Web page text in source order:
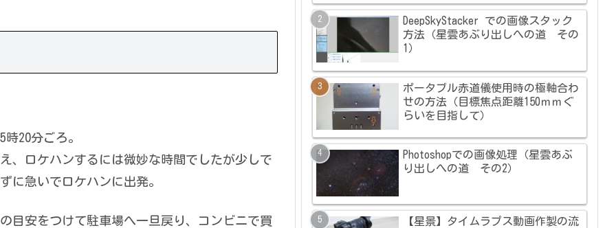
20分ごろ。
、ロケハンするには微妙な時間でしたが少しで
に急いでロケハンに出発。
安をつけて駐車場へ一旦戻り、コンビニで買
DeepSkyStacker での画像スタック
方法（星雲あぶり出しへの道 その
1）
ポータブル赤道儀使用時の極軸合わ
せの方法（目標焦点距離150ｍｍぐ
らいを目指して）
Photoshopでの画像処理（星雲あぶ
り出しへの道 その2）
【星景】タイムラプス動画作製の流